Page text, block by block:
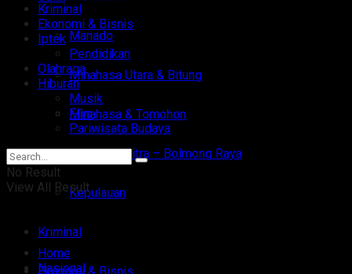
Manado
Minahasa Utara & Bitung
Minahasa & Tomohon
Minsel – Mitra – Bolmong Raya
Kepulauan
Kriminal
Kriminal
Ekonomi & Bisnis
Iptek
Pendidikan
Olahraga
Hiburan
Musik
Film
Pariwisata Budaya
No Result
View All Result
Home
Nasional